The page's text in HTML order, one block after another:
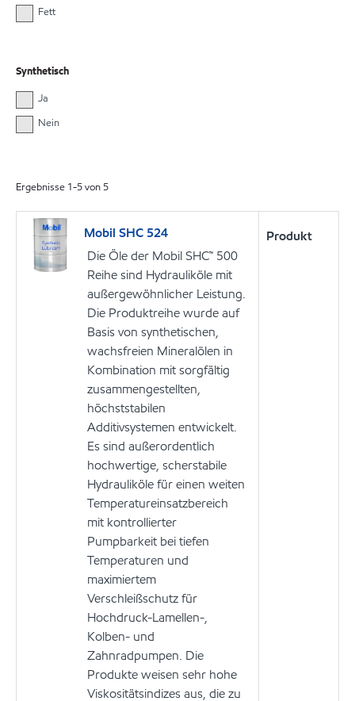
Fett
Synthetisch
Ja
Nein
Ergebnisse 1-5von 5
Mobil SHC 524
Die Öle der Mobil SHC™ 500
Reihe sind Hydrauliköle mit
außergewöhnlicher Leistung.
Die Produktreihe wurde auf
Basis von synthetischen,
wachsfreien Mineralölen in
Kombination mit sorgfältig
zusammengestellten,
höchststabilen
Additivsystemen entwickelt.
Es sind außerordentlich
hochwertige, scherstabile
Hydrauliköle für einen weiten
Temperatureinsatzbereich
mit kontrollierter
Pumpbarkeit bei tiefen
Temperaturen und
maximiertem
Verschleißschutz für
Hochdruck-Lamellen-,
Kolben- und
Zahnradpumpen. Die
Produkte weisen sehr hohe
Viskositätsindizes aus, die zu
Produkt